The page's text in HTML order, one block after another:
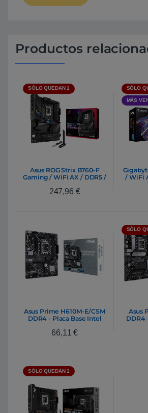
Productos
SÓLO QUEDAN 1
Asus ROG Strix B760-F
Gaming / WiFi AX / DDR5 /
247,96 €
SÓLO
MÁS
/ WiFi
Asus Prime H610M-E/CSM
DDR4 – Placa Base Intel
66,11€
SÓLO
Asus
DDR4
SÓLO QUEDAN 1